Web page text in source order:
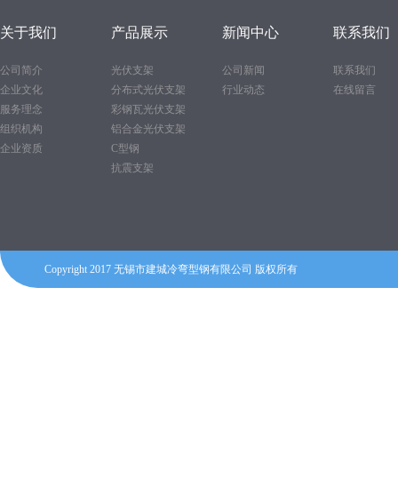
关于我们
公司简介
企业文化
服务理念
组织机构
企业资质
产品展示
光伏支架
分布式光伏支架
彩钢瓦光伏支架
铝合金光伏支架
C型钢
抗震支架
新闻中心
公司新闻
行业动态
联系我们
联系我们
在线留言
Copyright 2017 无锡市建城冷弯型钢有限公司 版权所有